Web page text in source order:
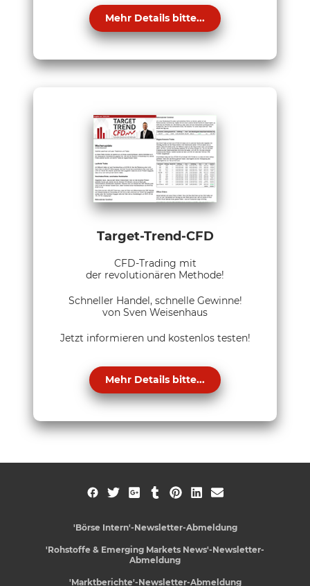
Mehr Details bitte...
Target-Trend-CFD
CFD-Trading mit
der revolutionären Methode!
Schneller Handel, schnelle Gewinne!
von Sven Weisenhaus
Jetzt informieren und kostenlos testen!
Mehr Details bitte...
'Börse Intern'-Newsletter-Abmeldung
'Rohstoffe & Emerging Markets News'-Newsletter-
Abmeldung
'Marktberichte'-Newsletter-Abmeldung